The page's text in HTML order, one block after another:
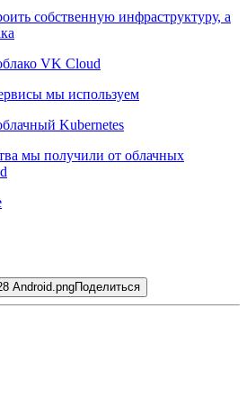
собственную инфраструктуру, а
VK Cloud
мы используем
Kubernetes
мы получили от облачных
Поделиться